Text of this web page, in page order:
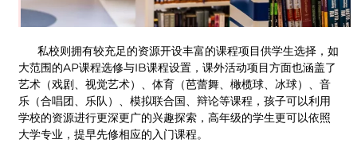
私校则拥有较充足的资源开设丰富的课程项目供学生选择，如
大范围的AP课程选修与IB课程设置，课外活动项目方面也涵盖了
艺术（戏剧、视觉艺术）、体育（芭蕾舞、橄榄球、冰球）、音
乐（合唱团、乐队）、模拟联合国、辩论等课程，孩子可以利用
学校的资源进行更深更广的兴趣探索，高年级的学生更可以依照
大学专业，提早先修相应的入门课程。